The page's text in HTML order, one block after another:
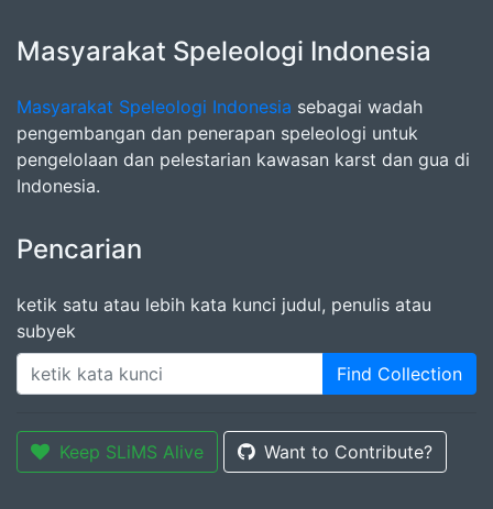
Masyarakat Speleologi Indonesia
Masyarakat Speleologi Indonesia sebagai wadah
pengembangan dan penerapan speleologi untuk
pengelolaan dan pelestarian kawasan karst dan gua di
Indonesia.
Pencarian
ketik satu atau lebih kata kunci judul, penulis atau
subyek
Find Collection
Keep SLiMS Alive Want to Contribute?